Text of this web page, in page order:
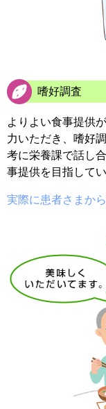
嗜好調査
よりよい食事提供
力いただき、嗜好
考に栄養課で話し
事提供を目指してい
実際に患者さまか